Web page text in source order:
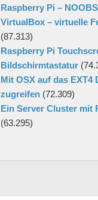
Raspberry Pi –
VirtualBox – virtuelle
(87.313)
Raspberry Pi
Bildschirmtastatur
Mit OSX auf das EXT4
zugreifen (72.309)
Ein Server Cluster mit
(63.295)